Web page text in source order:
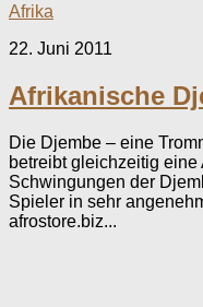
Afrika
22. Juni 2011
Afrikanische
Die Djembe – eine
betreibt gleichzeitig
Schwingungen der
Spieler in sehr
afrostore.biz...